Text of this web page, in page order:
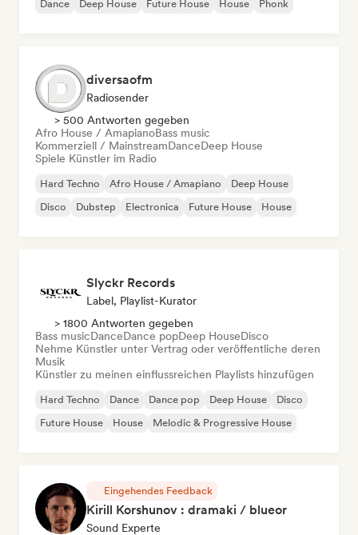
Dance Deep House Future House House Phonk
diversaofm
Radiosender
> 500 Antworten gegeben
Afro House / AmapianoBass music
Kommerziell / MainstreamDanceDeep House
Spiele Künstler im Radio
Hard Techno Afro House / Amapiano
Deep House
Disco
Dubstep Electronica Future House House
Slyckr Records
Label, Playlist-Kurator
> 1800 Antworten gegeben
Bass musicDanceDance popDeep HouseDisco
Nehme Künstler unter Vertrag oder veröffentliche deren
Musik
Künstler zu meinen einflussreichen Playlists hinzufügen
Hard Techno Dance Dance pop Deep House
Disco
Future House
House Melodic & Progressive House
Eingehendes Feedback
Kirill Korshunov : dramaki / blueor
Sound Experte